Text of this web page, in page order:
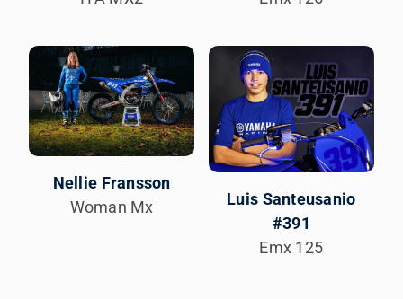
Nellie Fransson
Woman Mx
Luis Santeusanio
#391
Emx 125